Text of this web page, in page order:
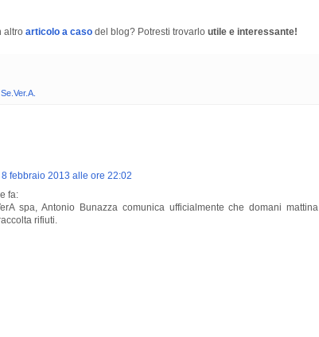
altro articolo a caso del blog? Potresti trovarlo utile e interessante!
Se.Ver.A.
8 febbraio 2013 alle ore 22:02
fa:
spa, Antonio Bunazza comunica ufficialmente che domani mattina
rifiuti.